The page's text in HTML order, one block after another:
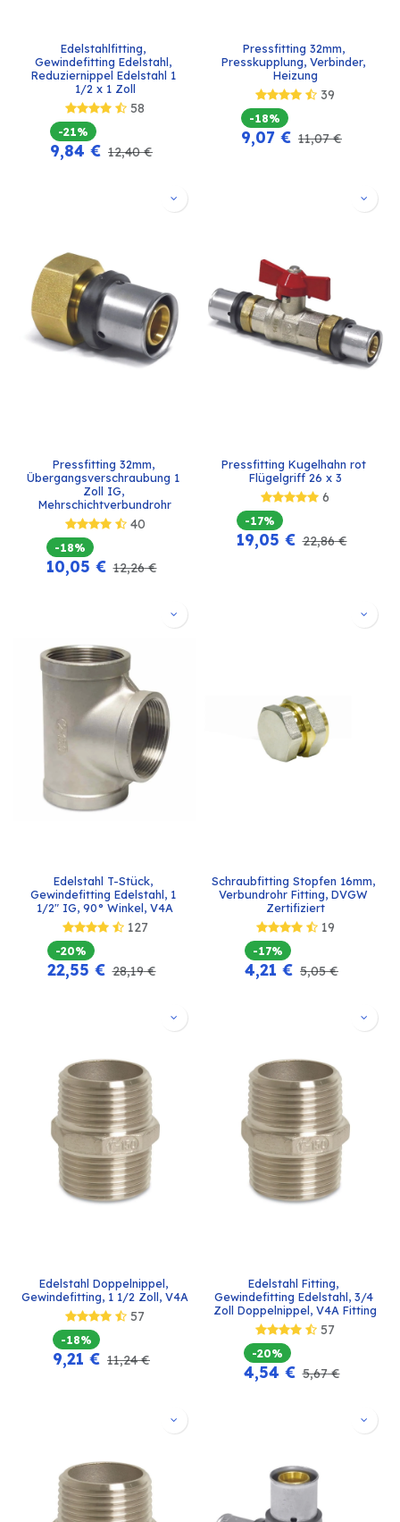
Edelstahlfitting,
Gewindefitting Edelstahl,
Reduziernippel Edelstahl 1
1/2 x 1 Zoll
58
-21%
9,84 € 12,40€
Pressfitting 32mm,
Presskupplung, Verbinder,
Heizung
39
-18%
9,07 € 11,07€
Pressfitting 32mm,
Übergangsverschraubung 1
Zoll IG,
Mehrschichtverbundrohr
40
-18%
10,05 € 12,26€
Pressfitting Kugelhahn rot
Flügelgriff 26 x 3
6
-17%
19,05 € 22,86€
Edelstahl T-Stück,
Gewindefitting Edelstahl, 1
1/2" IG, 90° Winkel, V4A
127
-20%
22,55 € 28,19€
Schraubfitting Stopfen 16mm,
Verbundrohr Fitting, DVGW
Zertifiziert
19
-17%
4,21 € 5,05€
Edelstahl Doppelnippel,
Gewindefitting, 1 1/2 Zoll, V4A
57
-18%
9,21 € 11,24€
Edelstahl Fitting,
Gewindefitting Edelstahl, 3/4
Zoll Doppelnippel, V4A Fitting
57
-20%
4,54 € 5,67€